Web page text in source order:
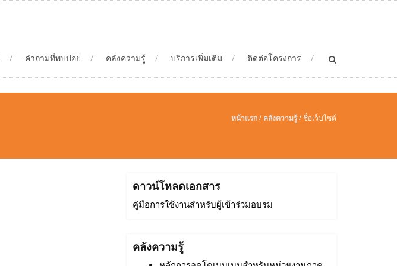
คำถามที่พบบ่อย คลังความรู้ บริการเพิ่มเติม ติดต่อโครงการ
หน้าแรก/ คลังความรู้/ชื่อเว็บไซต์
ดาวน์โหลดเอกสาร
คู่มือการใช้งานสำหรับผู้เข้าร่วมอบรม
คลังความรู้